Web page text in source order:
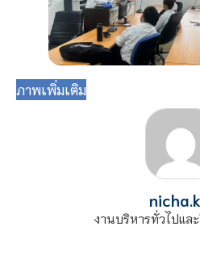
ภาพเพิ่มเติม
งานบริหารทั่วไปแล